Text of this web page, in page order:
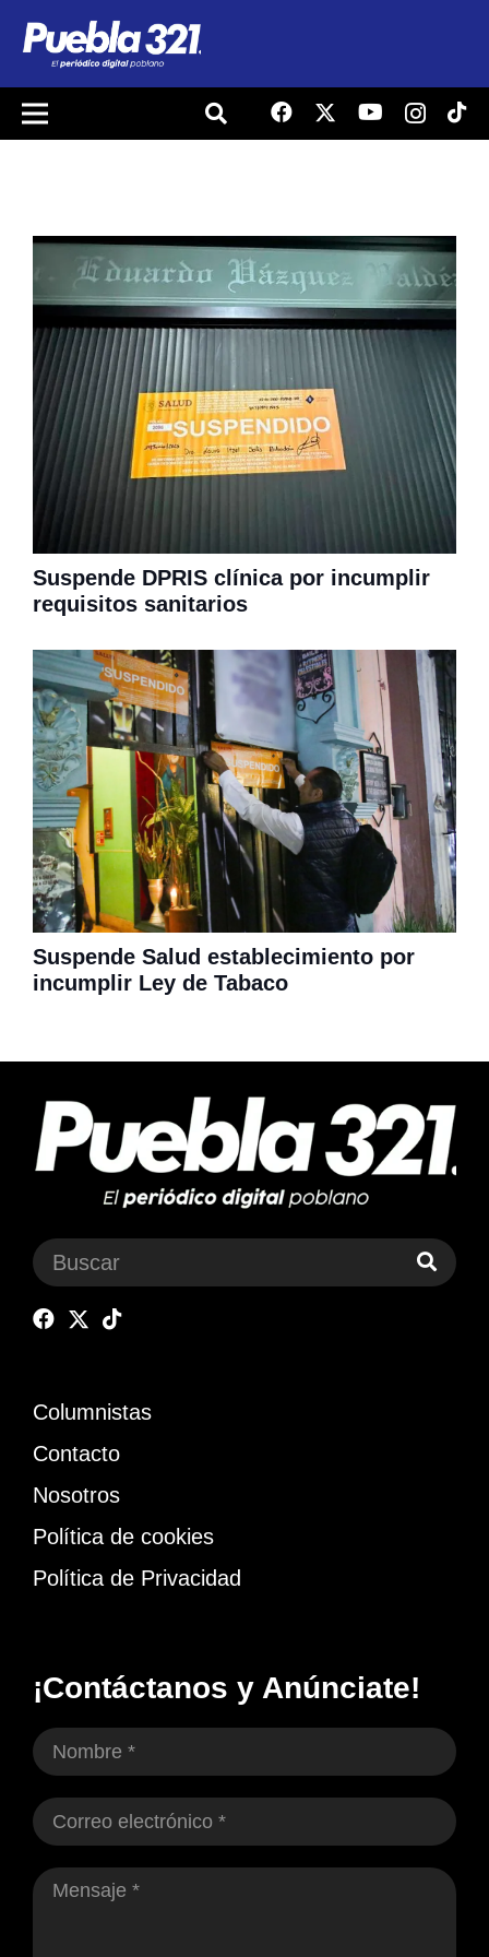
Suspende DPRIS clínica por incumplir
requisitos sanitarios
Suspende Salud establecimiento por
incumplir Ley de Tabaco
Columnistas
Contacto
Nosotros
Política de cookies
Política de Privacidad
¡Contáctanos y Anúnciate!